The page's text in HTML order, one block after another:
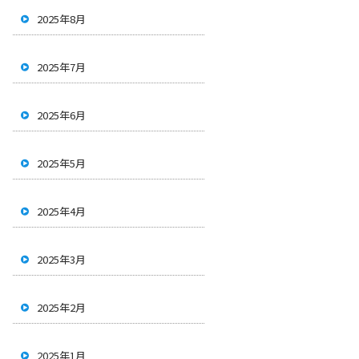
2025年8月
2025年7月
2025年6月
2025年5月
2025年4月
2025年3月
2025年2月
2025年1月